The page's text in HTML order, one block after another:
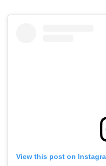
View this post on